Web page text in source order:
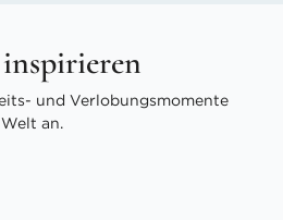
inspirieren
und Verlobungsmomente
an.